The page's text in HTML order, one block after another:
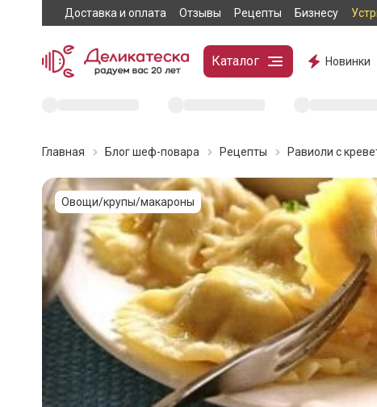
Доставка и оплата Отзывы Рецепты Бизнесу
Каталог Новинки
Главная Блог шеф-повара Рецепты Равиоли с
Овощи/крупы/макароны